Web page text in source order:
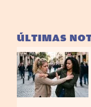
ÚLTIMAS